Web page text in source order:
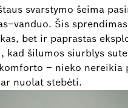
svarstymo šeima
Šis
bet ir paprastas
kad šilumos siurblys
– nieko nereikia
nuolat stebėti.